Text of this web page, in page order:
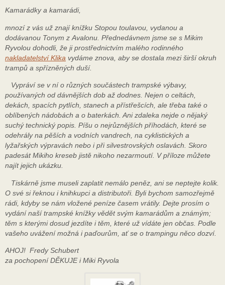
Kamarádky a kamarádi,
mnozí z vás už znají knížku Stopou toulavou, vydanou a
dodávanou Tonym z Avalonu. Přednedávnem jsme se s Mikim
Ryvolou dohodli, že ji prostřednictvím malého rodinného
nakladatelství Klika vydáme znova, aby se dostala mezi širší okruh
trampů a spřízněných duší.
Vypráví se v ní o různých součástech trampské výbavy,
používaných od dávnějších dob až dodnes. Nejen o celtách,
dekách, spacích pytlích, stanech a přístřešcích, ale třeba také o
oblíbených nádobách a o baterkách. Ani zdaleka nejde o nějaký
suchý technický popis. Píšu o nejrůznějších příhodách, které se
odehrály na pěších a vodních vandrech, na cyklistických a
lyžařských výpravách nebo i při silvestrovských oslavách. Skoro
padesát Mikiho kreseb jistě nikoho nezarmoutí. V příloze můžete
najít jejich ukázku.
Tiskárně jsme museli zaplatit nemálo peněz, ani se neptejte kolik.
O své si řeknou i knihkupci a distributoři. Byli bychom samozřejmě
rádi, kdyby se nám vložené peníze časem vrátily. Dejte prosím o
vydání naší trampské knížky vědět svým kamarádům a známým;
těm s kterými dosud jezdíte i těm, které už vídáte jen občas. Podle
vašeho uvážení možná i paďourům, ať se o trampingu něco dozví.
AHOJ! Fredy Schubert
za pochopení DĚKUJE i Miki Ryvola